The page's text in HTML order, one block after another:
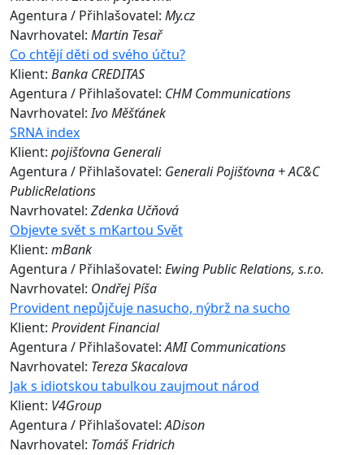
Agentura / Přihlašovatel: My.cz
Navrhovatel: Martin Tesař
Co chtějí děti od svého účtu?
Klient: Banka CREDITAS
Agentura / Přihlašovatel: CHM Communications
Navrhovatel:Ivo Měšťánek
SRNA index
Klient: pojišťovna Generali
Agentura / Přihlašovatel: Generali Pojišťovna + AC&C
PublicRelations
Navrhovatel: Zdenka Učňová
Objevte svět s mKartou Svět
Klient: mBank
Agentura / Přihlašovatel: Ewing Public Relations, s.r.o.
Navrhovatel: Ondřej Píša
Provident nepůjčuje nasucho, nýbrž na sucho
Klient: Provident Financial
Agentura / Přihlašovatel:AMI Communications
Navrhovatel: Tereza Skacalova
Jak s idiotskou tabulkou zaujmout národ
Klient: V4Group
Agentura / Přihlašovatel:ADison
Navrhovatel: Tomáš Fridrich